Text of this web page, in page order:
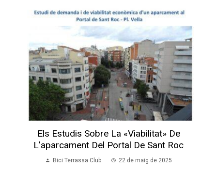
Els Estudis Sobre La «viabilitat» De
L’aparcament Del Portal De Sant Roc
Bici Terrassa Club 22 de maig de 2025